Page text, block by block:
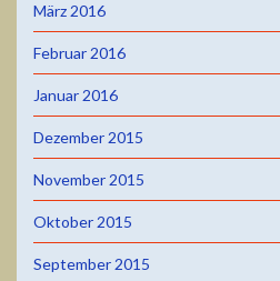
März 2016
Februar 2016
Januar 2016
Dezember 2015
November 2015
Oktober 2015
September 2015